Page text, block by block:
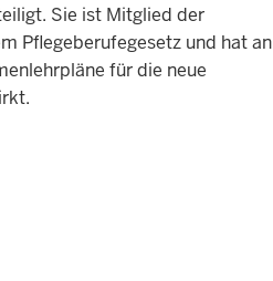
Sie ist Mitglied der
Pflegeberufegesetz und hat an
für die neue